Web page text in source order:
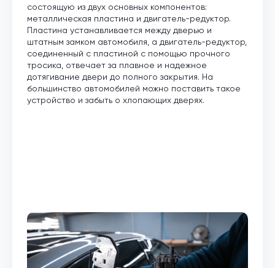
состоящую из двух основных компонентов:
металлическая пластина и двигатель-редуктор.
Пластина устанавливается между дверью и
штатным замком автомобиля, а двигатель-редуктор,
соединенный с пластиной с помощью прочного
тросика, отвечает за плавное и надежное
дотягивание двери до полного закрытия. На
большинство автомобилей можно поставить такое
устройство и забыть о хлопающих дверях.